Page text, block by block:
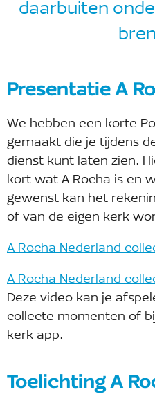
daarbuiten
Presentatie A
We hebben een korte
gemaakt die je tijdens
dienst kunt laten zien.
kort wat A Rocha is en
gewenst kan het
of van de eigen kerk
A Rocha Nederland
A Rocha Nederland
Deze video kan je
collecte momenten of
kerk app.
Toelichting A